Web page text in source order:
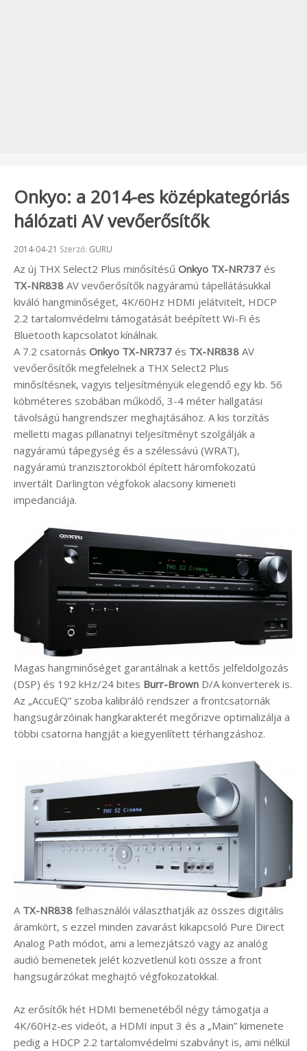
Onkyo: a 2014-es középkategóriás
hálózati AV vevőerősítők
Beküldve:
2014-04-21 Szerző: GURU
Az új THX Select2 Plus minősítésű Onkyo TX-NR737 és
TX-NR838 AV vevőerősítők nagyáramú tápellátásukkal
kiváló hangminőséget, 4K/60Hz HDMI jelátvitelt, HDCP
2.2 tartalomvédelmi támogatását beépített Wi-Fi és
Bluetooth kapcsolatot kínálnak.
A 7.2 csatornás Onkyo TX-NR737 és TX-NR838 AV
vevőerősítők megfelelnek a THX Select2 Plus
minősítésnek, vagyis teljesítményük elegendő egy kb. 56
köbméteres szobában működő, 3-4 méter hallgatási
távolságú hangrendszer meghajtásához. A kis torzítás
melletti magas pillanatnyi teljesítményt szolgálják a
nagyáramú tápegység és a szélessávú (WRAT),
nagyáramú tranzisztorokból épített háromfokozatú
invertált Darlington végfokok alacsony kimeneti
impedanciája.
Magas hangminőséget garantálnak a kettős jelfeldolgozás
(DSP) és 192 kHz/24 bites Burr-Brown D/A konverterek is.
Az „AccuEQ” szoba kalibráló rendszer a frontcsatornák
hangsugárzóinak hangkarakterét megőrizve optimalizálja a
többi csatorna hangját a kiegyenlített térhangzáshoz.
A TX-NR838 felhasználói választhatják az összes digitális
áramkört, s ezzel minden zavarást kikapcsoló Pure Direct
Analog Path módot, ami a lemezjátszó vagy az analóg
audió bemenetek jelét közvetlenül köti össze a front
hangsugárzókat meghajtó végfokozatokkal.
Az erősítők hét HDMI bemenetéből négy támogatja a
4K/60Hz-es videót, a HDMI input 3 és a „Main” kimenete
pedig a HDCP 2.2 tartalomvédelmi szabványt is, ami nélkül